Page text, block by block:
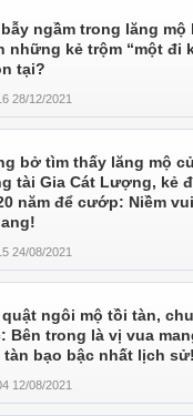
bẫy ngầm trong lăng mộ
những kẻ trộm “một đi
tại?
28/12/2021
bở tìm thấy lăng mộ
tài Gia Cát Lượng, kẻ
năm để cướp: Niềm
24/08/2021
quật ngôi mộ tồi tàn,
Bên trong là vị vua
tàn bạo bậc nhất lịch sử!
12/08/2021